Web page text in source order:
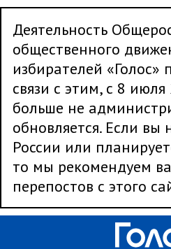
Деятельность
общественного
избирателей «Голос»
связи с этим, с 8
больше не
обновляется. Если вы
России или
то мы рекомендуем
перепостов с этого